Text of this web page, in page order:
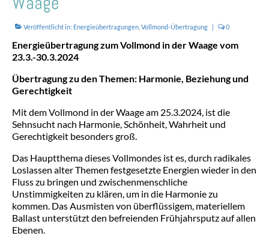
Veröffentlicht in: Energieübertragungen Vollmond-Übertragung 0
Energieübertragung zum Vollmond in der Waage vom
23.3.-30.3.2024
Übertragung zu den Themen: Harmonie, Beziehung und
Gerechtigkeit
Mit dem Vollmond in der Waage am 25.3.2024, ist die
Sehnsucht nach Harmonie, Schönheit, Wahrheit und
Gerechtigkeit besonders groß.
Das Hauptthema dieses Vollmondes ist es, durch radikales
Loslassen alter Themen festgesetzte Energien wieder in den
Fluss zu bringen und zwischenmenschliche
Unstimmigkeiten zu klären, um in die Harmonie zu
kommen. Das Ausmisten von überflüssigem, materiellem
Ballast unterstützt den befreienden Frühjahrsputz auf allen
Ebenen.